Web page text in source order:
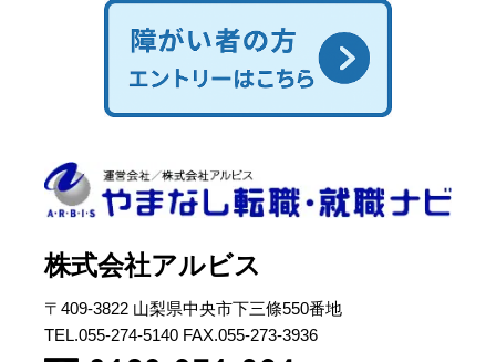
株式会社アルビス
〒409-3822 山梨県中央市下三條550番地
TEL.055-274-5140 FAX.055-273-3936